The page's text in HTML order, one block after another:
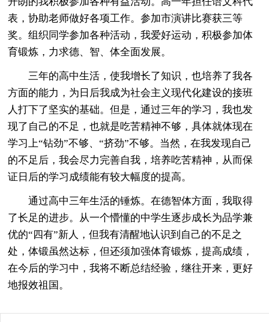
表，协助老师做好各项工作。参加市演讲比赛获三等
奖。组织同学参加各种活动，我爱好运动，积极参加体
育锻炼，力求德、智、体全面发展。
三年的高中生活，使我增长了知识，也培养了我各
方面的能力，为日后我成为社会主义现代化建设的接班
人打下了坚实的基础。但是，通过三年的学习，我也发
现了自己的不足，也就是吃苦精神不够，具体就体现在
学习上“钻劲”不够、“挤劲”不够。当然，在我发现自己
的不足后，我会尽力完善自我，培养吃苦精神，从而保
证日后的学习成绩能有较大幅度的提高。
通过高中三年生活的锤炼。在德智体方面，我取得
了长足的进步。从一个懵懂的中学生逐步成长为品学兼
优的“四有”新人，但我有清醒地认识到自己的不足之
处，体锻虽然达标，但还须加强体育锻炼，提高成绩，
在今后的学习中，我将不断总结经验，继往开来，更好
地报效祖国。